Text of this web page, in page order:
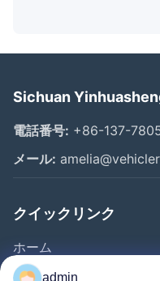
Sichuan
電話番号: +86-137-
メール:
クイックリンク
ホーム
製品 admin